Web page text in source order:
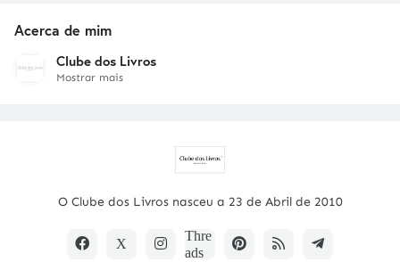
Acerca de mim
Clube dos Livros
Mostrar mais
O Clube dos Livros nasceu a 23 de Abril de 2010